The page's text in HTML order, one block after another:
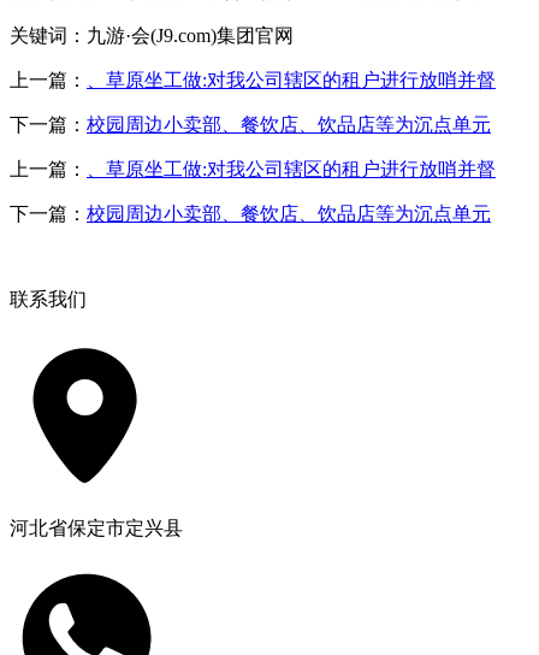
关键词：九游·会(J9.com)集团官网
上一篇： 、草原坐工做:对我公司辖区的租户进行放哨并督
下一篇： 校园周边小卖部、餐饮店、饮品店等为沉点单元
上一篇： 、草原坐工做:对我公司辖区的租户进行放哨并督
下一篇： 校园周边小卖部、餐饮店、饮品店等为沉点单元
联系我们
河北省保定市定兴县